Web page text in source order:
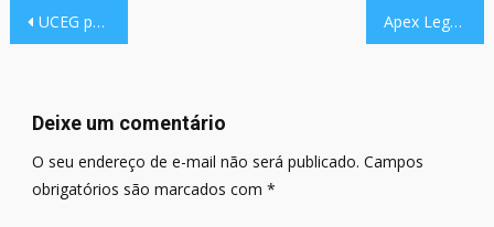
Navegação
Post
UCEG participa de Audiência Pública para tratar do tema de eSports no Estado do Ceará Apex Legends | Review
Deixe um comentário
O seu endereço de e-mail não será publicado. Campos
obrigatórios são marcados com *